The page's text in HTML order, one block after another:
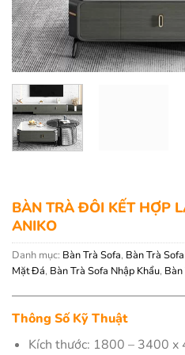
BÀN TRÀ ĐÔI KẾT HỢP
ANIKO
Danh mục: Bàn Trà Sofa, Bàn Trà
Mặt Đá, Bàn Trà Sofa Nhập Khẩu,
Thông Số Kỹ Thuật
Kích thước: 1800 – 3400